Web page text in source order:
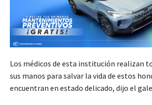
Los médicos de esta institución realizan
sus manos para salvar la vida de estos
encuentran en estado delicado, dijo el